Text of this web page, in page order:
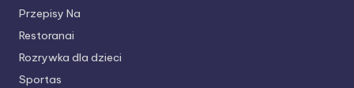
Przepisy Na
Restoranai
Rozrywka dla dzieci
Sportas